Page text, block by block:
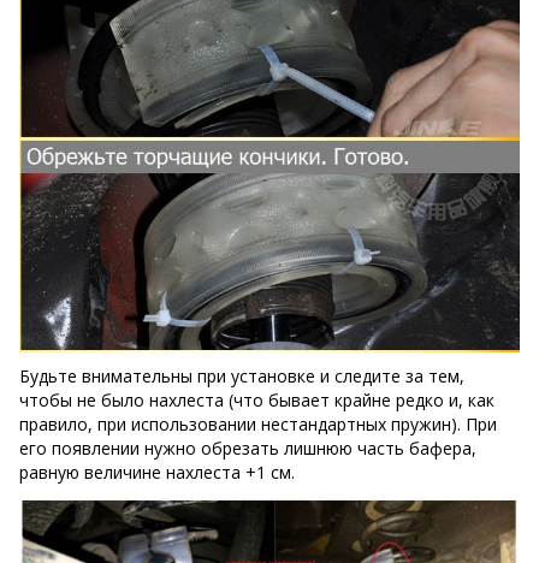
Будьте внимательны при установке и следите за тем,
чтобы не было нахлеста (что бывает крайне редко и, как
правило, при использовании нестандартных пружин). При
его появлении нужно обрезать лишнюю часть бафера,
равную величине нахлеста +1 см.